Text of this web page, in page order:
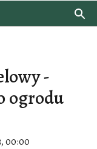
-
ogrodu
00:00